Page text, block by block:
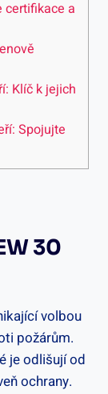
certifikace a
Klíč k jejich
Spojujte
30
volbou
požárům.
je odlišují od
ochrany.